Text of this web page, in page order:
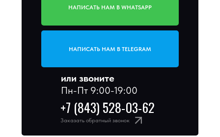
или звоните
Пн-Пт 9:00-19:00
НАПИСАТЬ НАМ В WHATSAPP
НАПИСАТЬ НАМ В TELEGRAM
+7 (843) 528-03-62
Заказать обратный звонок